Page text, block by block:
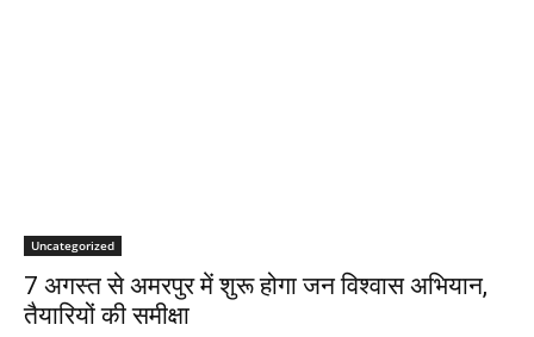
Uncategorized
7 अगस्त से अमरपुर में शुरू होगा जन विश्वास अभियान,
तैयारियों की समीक्षा